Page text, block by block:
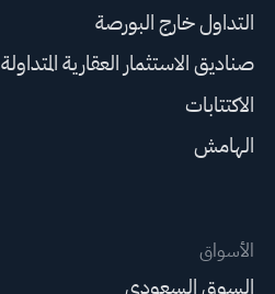
التداول خارج البورصة
صناديق الاستثمار العقارية المتداولة
الاكتتابات
الهامش
الأسواق
السوق السعودي